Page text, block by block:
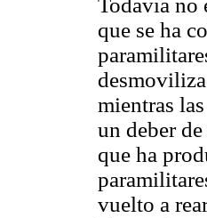
que se ha
mientras
un deber
que ha
vuelto a